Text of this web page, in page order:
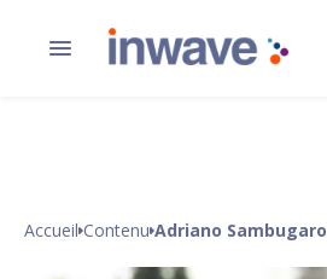
Accueil Contenu Adriano Sambugaro